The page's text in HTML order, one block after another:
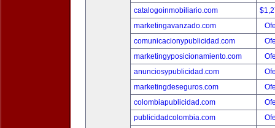
catalogoinmobiliario.com
marketingavanzado.com
comunicacionypublicidad.com
marketingyposicionamiento.com
anunciosypublicidad.com
marketingdeseguros.com
colombiapublicidad.com
publicidadcolombia.com